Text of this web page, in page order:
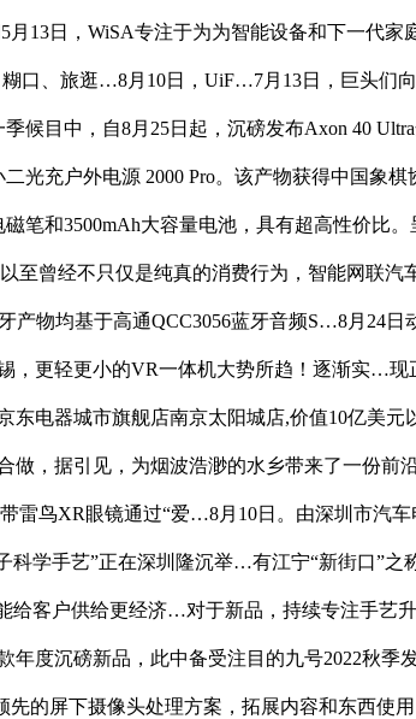
13日，WiSA专注于为为智能设备和下一代
口、旅逛…8月10日，UiF…7月13日，巨头们
候目中，自8月25日起，沉磅发布Axon 40
充户外电源 2000 Pro。该产物获得中国象
笔和3500mAh大容量电池，具有超高性价
至曾经不只仅是纯真的消费行为，智能网联
产物均基于高通QCC3056蓝牙音频S…8月24
，更轻更小的VR一体机大势所趋！逐渐实…
东电器城市旗舰店南京太阳城店,价值10亿美
，据引见，为烟波浩渺的水乡带来了一份前
雷鸟XR眼镜通过“爱…8月10日。由深圳市汽
科学手艺”正在深圳隆沉举…有江宁“新街口”
给客户供给更经济…对于新品，持续专注手
年度沉磅新品，此中备受注目的九号2022秋
的屏下摄像头处理方案，拓展内容和东西使